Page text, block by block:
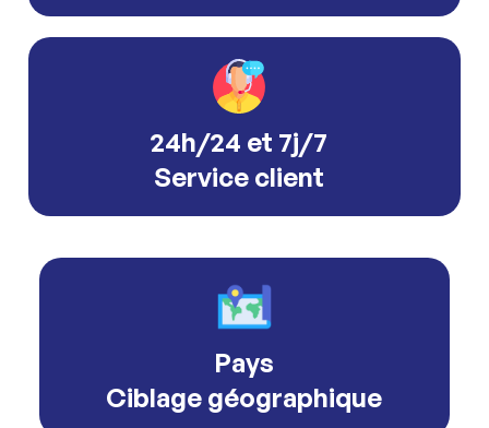
24h/24 et 7j/7
Service client
Pays
Ciblage géographique